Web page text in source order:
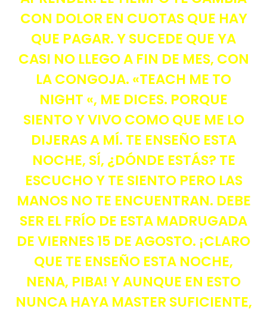
CON DOLOR EN CUOTAS QUE HAY
QUE PAGAR. Y SUCEDE QUE YA
CASI NO LLEGO A FIN DE MES, CON
LA CONGOJA. «TEACH ME TO
NIGHT «, ME DICES. PORQUE
SIENTO Y VIVO COMO QUE ME LO
DIJERAS A MÍ. TE ENSEÑO ESTA
NOCHE, SÍ, ¿DÓNDE ESTÁS? TE
ESCUCHO Y TE SIENTO PERO LAS
MANOS NO TE ENCUENTRAN. DEBE
SER EL FRÍO DE ESTA MADRUGADA
DE VIERNES 15 DE AGOSTO. ¡CLARO
QUE TE ENSEÑO ESTA NOCHE,
NENA, PIBA! Y AUNQUE EN ESTO
NUNCA HAYA MASTER SUFICIENTE,